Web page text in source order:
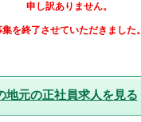
申し訳ありません。
集を終了させていただきました。
地元の正社員求人を見る